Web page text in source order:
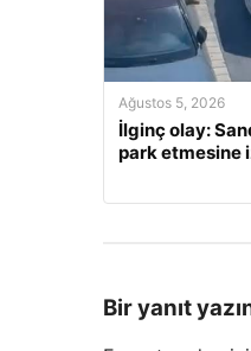
Ağustos 5, 2026
İlginç olay:
park etmesine
Bir yanıt